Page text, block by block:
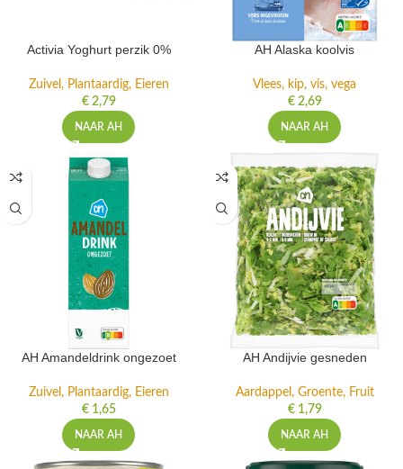
Activia Yoghurt perzik 0%
Zuivel, Plantaardig, Eieren
€2,79
NAAR AH
AH Alaska koolvis
Vlees, kip, vis, vega
€2,69
NAAR AH
AH Amandeldrink ongezoet
Zuivel, Plantaardig, Eieren
€1,65
NAAR AH
AH Andijvie gesneden
Aardappel, Groente, Fruit
€1,79
NAAR AH